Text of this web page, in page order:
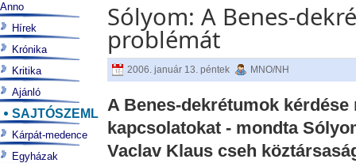
Sólyom: A Benes-
problémát
2006. január 13. péntek MNO/NH
A Benes-dekrétumok
kapcsolatokat- mondta
Vaclav Klaus cseh
Anno
Hírek
Krónika
Kritika
Ajánló
SAJTÓSZEMLE
Kárpát-medence
Egyházak